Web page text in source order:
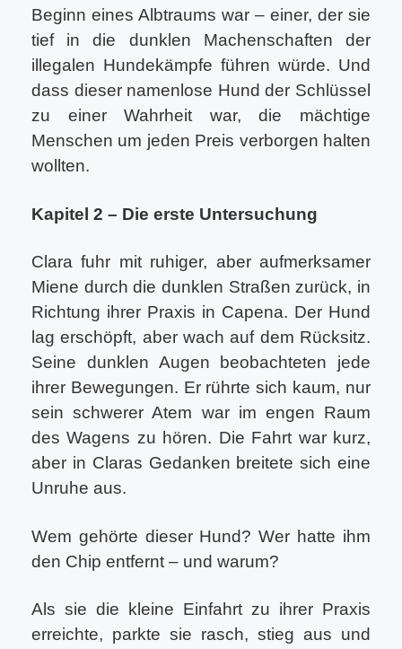
Beginn eines Albtraums war – einer, der sie
tief in die dunklen Machenschaften der
illegalen Hundekämpfe führen würde. Und
dass dieser namenlose Hund der Schlüssel
zu einer Wahrheit war, die mächtige
Menschen um jeden Preis verborgen halten
wollten.
Kapitel 2 – Die erste Untersuchung
Clara fuhr mit ruhiger, aber aufmerksamer
Miene durch die dunklen Straßen zurück, in
Richtung ihrer Praxis in Capena. Der Hund
lag erschöpft, aber wach auf dem Rücksitz.
Seine dunklen Augen beobachteten jede
ihrer Bewegungen. Er rührte sich kaum, nur
sein schwerer Atem war im engen Raum
des Wagens zu hören. Die Fahrt war kurz,
aber in Claras Gedanken breitete sich eine
Unruhe aus.
Wem gehörte dieser Hund? Wer hatte ihm
den Chip entfernt – und warum?
Als sie die kleine Einfahrt zu ihrer Praxis
erreichte, parkte sie rasch, stieg aus und